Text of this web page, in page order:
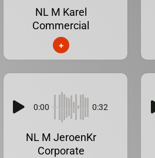
NL M Karel
Commercial
+
0:00 0:32
NL M JeroenKr
Corporate